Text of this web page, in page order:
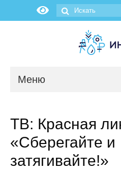
Меню
Об институте
ТВ: Красная
«Сберегайте и
затягивайте!»